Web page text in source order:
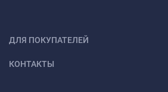
ДЛЯ ПОКУПАТЕЛЕЙ
КОНТАКТЫ